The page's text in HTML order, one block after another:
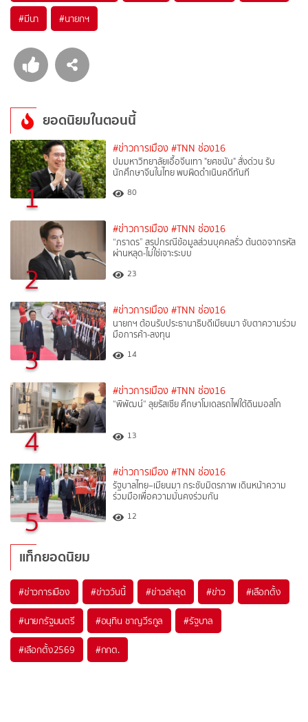
#มีนา #นายกฯ
ยอดนิยมในตอนนี้
1
#ข่าวการเมือง #TNN ช่อง16
ปมมหาวิทยาลัยเอื้อจีนเทา "ยศชนัน" สั่งด่วน รับ
นักศึกษาจีนในไทย พบผิดดำเนินคดีทันที
80
2
#ข่าวการเมือง #TNN ช่อง16
“ภราดร” สรุปกรณีข้อมูลส่วนบุคคลรั่ว ต้นตอจากรหัส
ผ่านหลุด-ไม่ใช่เจาะระบบ
23
3
#ข่าวการเมือง #TNN ช่อง16
นายกฯ ต้อนรับประธานาธิบดีเมียนมา จับตาความร่วม
มือการค้า-ลงทุน
14
4
#ข่าวการเมือง #TNN ช่อง16
“พิพัฒน์“ ลุยรัสเซีย ศึกษาโมเดลรถไฟใต้ดินมอสโก
13
5
#ข่าวการเมือง #TNN ช่อง16
รัฐบาลไทย–เมียนมา กระชับมิตรภาพ เดินหน้าความ
ร่วมมือเพื่อความมั่นคงร่วมกัน
12
แท็กยอดนิยม
#ข่าวการเมือง #ข่าววันนี้ #ข่าวล่าสุด #ข่าว #เลือกตั้ง
#นายกรัฐมนตรี #อนุทิน ชาญวีรกูล #รัฐบาล
#เลือกตั้ง2569 #กกต.